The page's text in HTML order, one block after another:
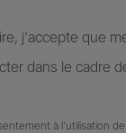
j'accepte que
dans le cadre
à l'utilisation